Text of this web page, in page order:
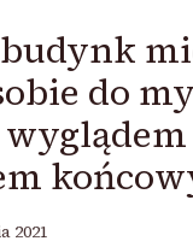
do
2021